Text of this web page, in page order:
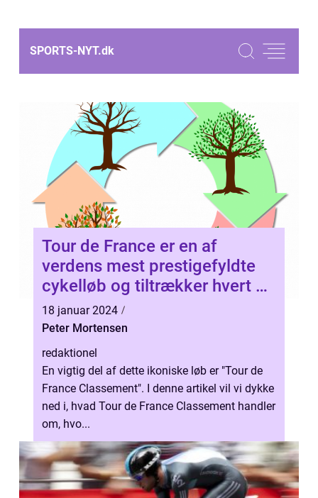
SPORTS-NYT.dk
Tour de France er en af
verdens mest prestigefyldte
cykelløb og tiltrækker hvert år
tusindvis af tilskuere og seere
fra hele verden
18 januar 2024
Peter Mortensen
redaktionel
En vigtig del af dette ikoniske løb er "Tour de
France Classement". I denne artikel vil vi dykke
ned i, hvad Tour de France Classement handler
om, hvo...